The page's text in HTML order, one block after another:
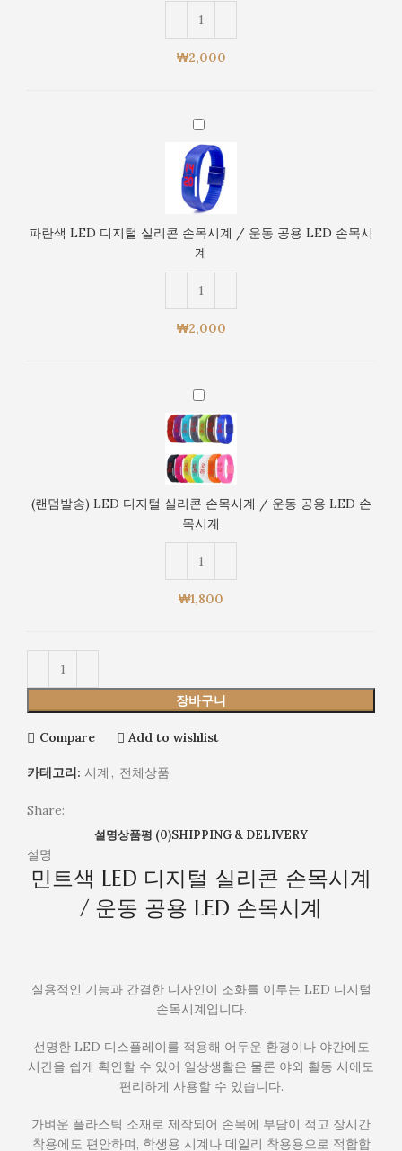
시
계
실
리
목
시
계
/
운
동
공
LED
손
목
₩2,000
파
란
색
LED
디
털
실
손
목
/
운
동
공
용
LED
손
시
계
파란색 LED 디지털 실리콘 손목시계 / 운동 공용 LED 손목시
계
₩2,000
(랜
덤
발
송)
LED
지
털
콘
손
/
운
동
목
계
(랜덤발송) LED 디지털 실리콘 손목시계 / 운동 공용 LED 손
목시계
₩1,800
장바구니
Compare Add to wishlist
카테고리: 시계 , 전체상품
Share:
설명상품평 (0)SHIPPING & DELIVERY
설명
민트색 LED 디지털 실리콘 손목시계
/ 운동 공용 LED 손목시계
실용적인 기능과 간결한 디자인이 조화를 이루는 LED 디지털
손목시계입니다.
선명한 LED 디스플레이를 적용해 어두운 환경이나 야간에도
시간을 쉽게 확인할 수 있어 일상생활은 물론 야외 활동 시에도
편리하게 사용할 수 있습니다.
가벼운 플라스틱 소재로 제작되어 손목에 부담이 적고 장시간
착용에도 편안하며, 학생용 시계나 데일리 착용용으로 적합합